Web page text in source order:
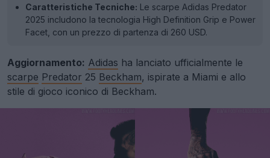
Caratteristiche Tecniche: Le scarpe Adidas Predator
2025 includono la tecnologia High Definition Grip e Power
Facet, con un prezzo di partenza di 260 USD.
Aggiornamento: Adidas ha lanciato ufficialmente le
scarpe Predator 25 Beckham, ispirate a Miami e allo
stile di gioco iconico di Beckham.